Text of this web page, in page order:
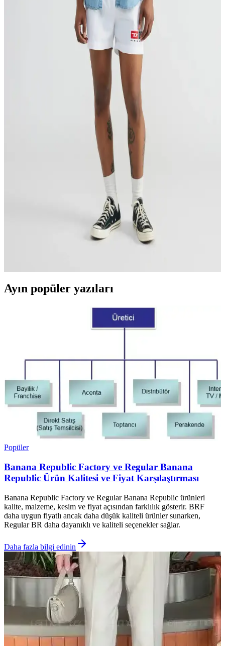
Pentı Deniz Şortu: Yazın Renkli ve Şık
Seçenekleriyle Plaj ve Günlük Kullanım
Pentı Deniz Şortu, canlı renkleri ve desenleriyle plaj ve günlük
kullanıma uygun, hafif ve dayanıklı kumaşıyla rahat ve şık bir yaz
Us Polo Deniz Şortu ile Yaz Modasında Şıklık ve
Us Polo'nun çeşitli deniz şortu koleksiyonları, şıklık ve konforu bir
arada sunar. Renk, desen ve kesim seçenekleriyle yaz aylarında
özgürce hareket etmenizi sağlar.
Dolce Gabbana ile Deniz Şortu Modasında Şıklık ve
Dolce Gabbana'nın deniz şortu koleksiyonları, cesur desenler ve
yüksek kaliteli malzemelerle şıklık ve fonksiyonelliği bir araya
getiriyor. Yaz aylarına uygun tasarımlar, stil ve rahatlığı birleştiriyor.
Diesel Deniz Şortu Koleksiyonu: Yaz ve Plaj
Modasında Şıklık ve Konforun Buluşması
Diesel markasının yüksek kaliteli ve özgün tasarımlara sahip Deniz
Ayın popüler yazıları
Popüler
Banana Republic Factory ve Regular Banana
Republic Ürün Kalitesi ve Fiyat Karşılaştırması
Banana Republic Factory ve Regular Banana Republic ürünleri
kalite, malzeme, kesim ve fiyat açısından farklılık gösterir. BRF
daha uygun fiyatlı ancak daha düşük kaliteli ürünler sunarken,
Regular BR daha dayanıklı ve kaliteli seçenekler sağlar.
Daha fazla bilgi edinin